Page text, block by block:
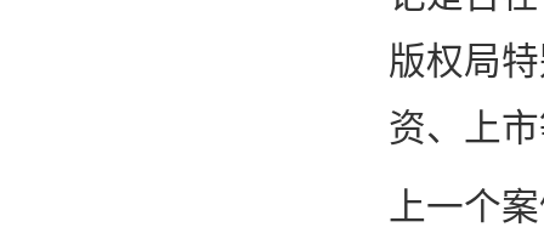
版权局
资、上
上一个